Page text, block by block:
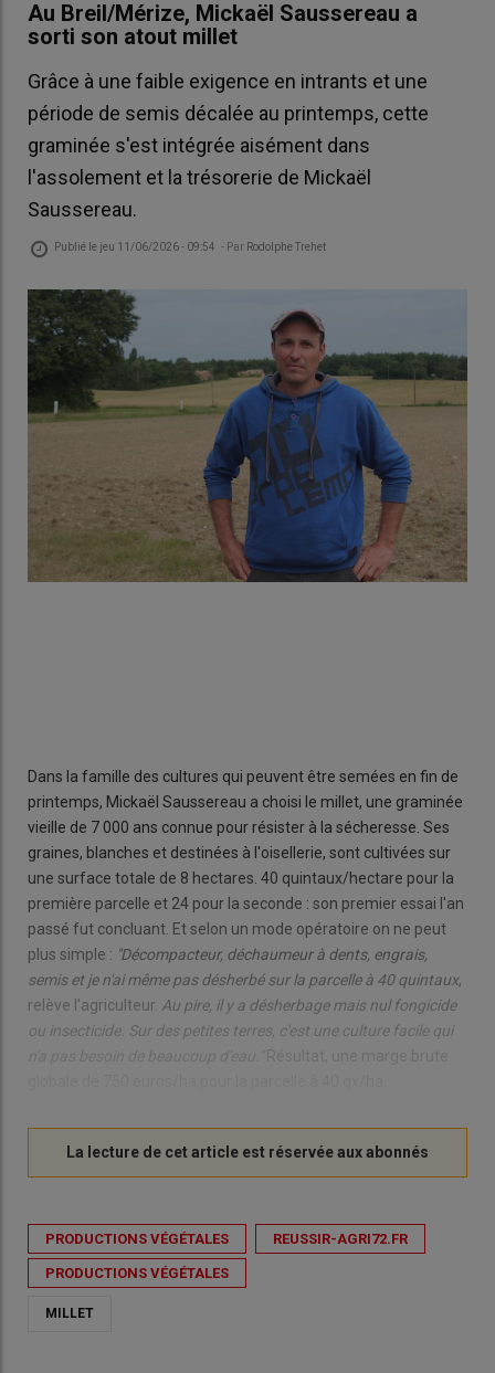
Au Breil/Mérize, Mickaël Saussereau a
sorti son atout millet
Grâce à une faible exigence en intrants et une
période de semis décalée au printemps, cette
graminée s'est intégrée aisément dans
l'assolement et la trésorerie de Mickaël
Saussereau.
Publié le jeu 11/06/2026 - 09:54 - Par Rodolphe Trehet
Dans la famille des cultures qui peuvent être semées en fin de
printemps, Mickaël Saussereau a choisi le millet, une graminée
vieille de 7 000 ans connue pour résister à la sécheresse. Ses
graines, blanches et destinées à l'oisellerie, sont cultivées sur
une surface totale de 8 hectares. 40 quintaux/hectare pour la
première parcelle et 24 pour la seconde : son premier essai l'an
passé fut concluant. Et selon un mode opératoire on ne peut
plus simple : "Décompacteur, déchaumeur à dents, engrais,
semis et je n'ai même pas désherbé sur la parcelle à 40 quintaux,
relève l'agriculteur. Au pire, il y a désherbage mais nul fongicide
ou insecticide. Sur des petites terres, c'est une culture facile qui
Résultat, une marge brute
PRODUCTIONS VÉGÉTALES REUSSIR-AGRI72.FR
PRODUCTIONS VÉGÉTALES
MILLET